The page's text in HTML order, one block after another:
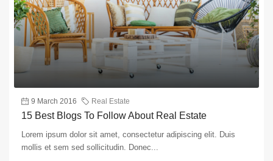
9 March 2016 Real Estate
15 Best Blogs To Follow About Real Estate
Lorem ipsum dolor sit amet, consectetur adipiscing elit. Duis
mollis et sem sed sollicitudin. Donec...